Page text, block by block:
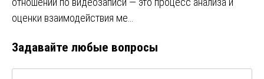
оценки взаимодействия ме…
Задавайте любые вопросы